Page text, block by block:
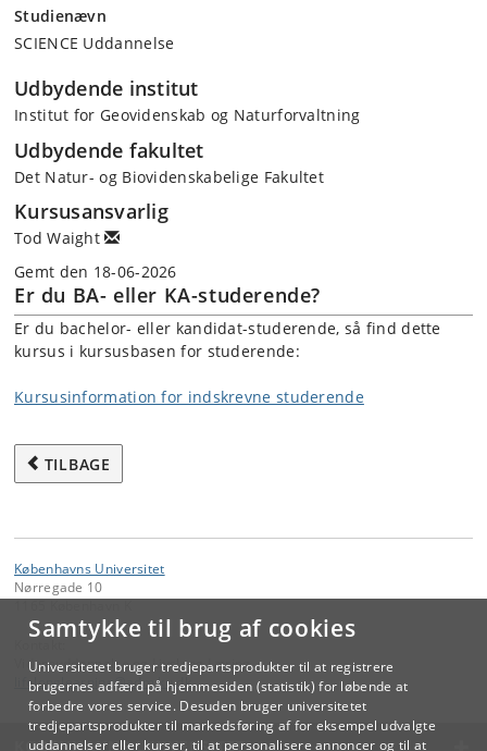
Samtykke til brug af cookies
Universitetet bruger tredjepartsprodukter til at registrere
brugernes adfærd på hjemmesiden (statistik) for løbende at
forbedre vores service. Desuden bruger universitetet
tredjepartsprodukter til markedsføring af for eksempel udvalgte
uddannelser eller kurser, til at personalisere annoncer og til at
Studienævn
SCIENCE Uddannelse
Udbydende institut
Institut for Geovidenskab og Naturforvaltning
Udbydende fakultet
Det Natur- og Biovidenskabelige Fakultet
Kursusansvarlig
Tod Waight
Gemt den 18-06-2026
Er du BA- eller KA-studerende?
Er du bachelor- eller kandidat-studerende, så find dette
kursus i kursusbasen for studerende:
Kursusinformation for indskrevne studerende
TILBAGE
Københavns Universitet
Nørregade 10
Videreuddannelse og Livslang Læring
lifelonglearning@adm.ku.dk
KØBENHAVNS UNIVERSITET